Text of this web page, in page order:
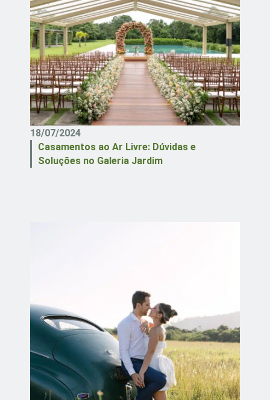
18/07/2024
Casamentos ao Ar Livre: Dúvidas e
Soluções no Galeria Jardim